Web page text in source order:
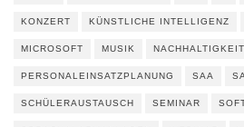
KONZERT KÜNSTLICHE INTELLIGENZ
MICROSOFT MUSIK NACHHALTIGKEIT
PERSONALEINSATZPLANUNG SAA
SCHÜLERAUSTAUSCH SEMINAR